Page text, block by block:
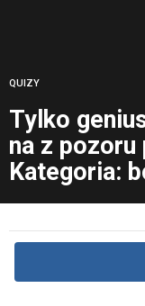
QUIZY
Tylko
na z
Kategoria: